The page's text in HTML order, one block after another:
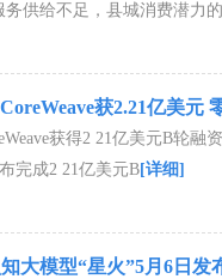
务供给不足，县城消费潜力
获2.21亿美元
获得2 21亿美元B轮融
完成2 21亿美元B[详细]
大模型“星火”5月6日发